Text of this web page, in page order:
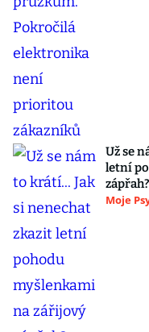
Už se
letní
zápřah?
Moje